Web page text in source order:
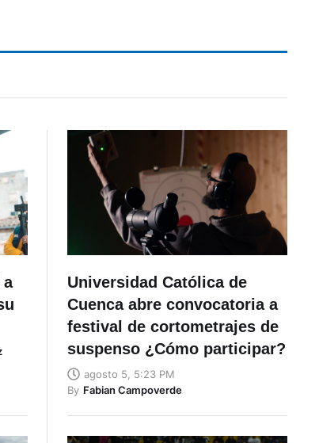
a
Universidad Católica de
Cuenca abre convocatoria a
festival de cortometrajes de
suspenso ¿Cómo participar?
agosto 5, 5:23 PM
By Fabian Campoverde